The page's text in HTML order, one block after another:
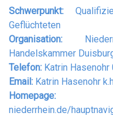
Schwerpunkt:
Geflüchteten
Organisation:
Handelskammer
Telefon: Katrin
Email: Katrin Hasenohr
niederrhein.de/